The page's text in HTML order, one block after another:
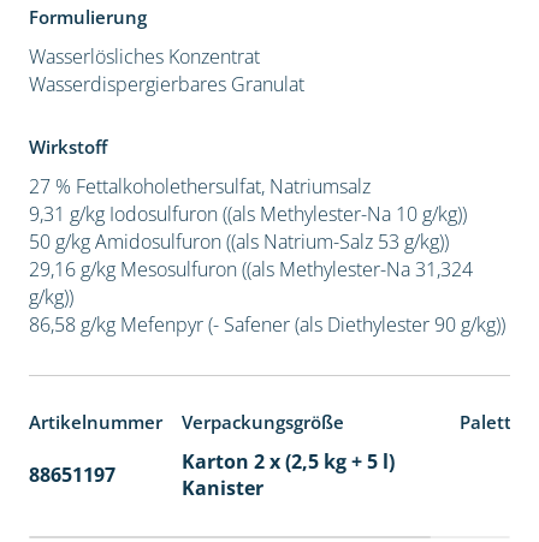
Formulierung
Wasserlösliches Konzentrat
Wasserdispergierbares Granulat
Wirkstoff
27 % Fettalkoholethersulfat, Natriumsalz
9,31 g/kg Iodosulfuron ((als Methylester-Na 10 g/kg))
50 g/kg Amidosulfuron ((als Natrium-Salz 53 g/kg))
29,16 g/kg Mesosulfuron ((als Methylester-Na 31,324
g/kg))
86,58 g/kg Mefenpyr (- Safener (als Diethylester 90 g/kg))
Artikelnummer Verpackungsgröße
88651197
Karton 2 x (2,5 kg + 5 l)
Kanister